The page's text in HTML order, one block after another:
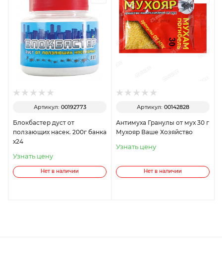
Артикул: 00192773
Блокбастер дуст от
ползающих насек. 200г банка
х24
Узнать цену
Нет в наличии
Артикул: 00142828
Антимуха Гранулы от мух 30 г
Мухояр Ваше Хозяйство
Узнать цену
Нет в наличии